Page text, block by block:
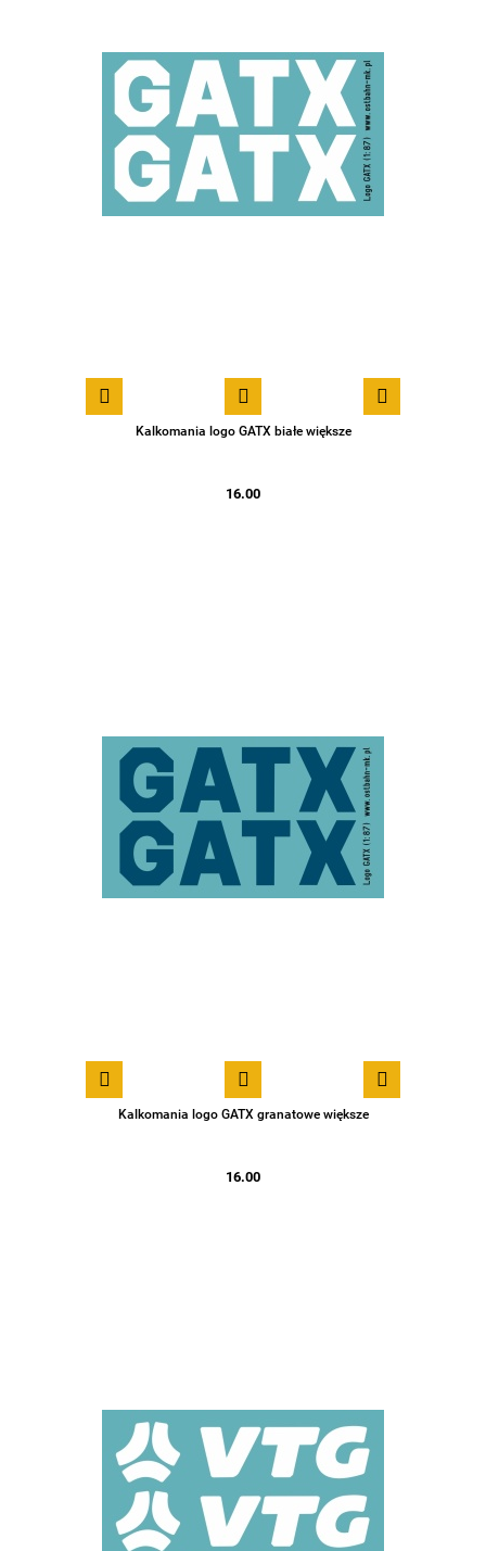
Kalkomania logo GATX białe większe
16.00
Kalkomania logo GATX granatowe większe
16.00